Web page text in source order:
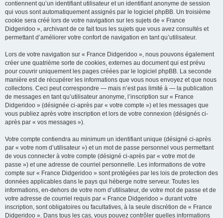
contiennent qu’un identifiant utilisateur et un identifiant anonyme de session
qui vous sont automatiquement assignés par le logiciel phpBB. Un troisième
cookie sera créé lors de votre navigation sur les sujets de « France
Didgeridoo », archivant de ce fait tous les sujets que vous avez consultés et
permettant d’améliorer votre confort de navigation en tant qu’utilisateur.
Lors de votre navigation sur « France Didgeridoo », nous pouvons également
créer une quatrième sorte de cookies, externes au document qui est prévu
pour couvrir uniquement les pages créées par le logiciel phpBB. La seconde
manière est de récupérer les informations que vous nous envoyez et que nous
collectons. Ceci peut correspondre — mais n’est pas limité à — la publication
de messages en tant qu’utilisateur anonyme, l’inscription sur « France
Didgeridoo » (désignée ci-après par « votre compte ») et les messages que
vous publiez après votre inscription et lors de votre connexion (désignés ci-
après par « vos messages »).
Votre compte contiendra au minimum un identifiant unique (désigné ci-après
par « votre nom d’utilisateur ») et un mot de passe personnel vous permettant
de vous connecter à votre compte (désigné ci-après par « votre mot de
passe ») et une adresse de courriel personnelle. Les informations de votre
compte sur « France Didgeridoo » sont protégées par les lois de protection des
données applicables dans le pays qui héberge notre serveur. Toutes les
informations, en-dehors de votre nom d’utilisateur, de votre mot de passe et de
votre adresse de courriel requis par « France Didgeridoo » durant votre
inscription, sont obligatoires ou facultatives, à la seule discrétion de « France
Didgeridoo ». Dans tous les cas, vous pouvez contrôler quelles informations